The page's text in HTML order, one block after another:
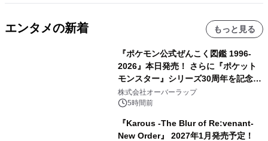
エンタメの新着 もっと見る
『ポケモン公式ぜんこく図鑑 1996-
2026』本日発売！ さらに『ポケット
モンスター』シリーズ30周年を記念し
た画集『ポケットモンスター ビジュア
ルアートブック』の発売決定！ 2026
株式会社オーバーラップ
5時間前
『Karous -The Blur of Re:venant-
New Order』 2027年1月発売予定！